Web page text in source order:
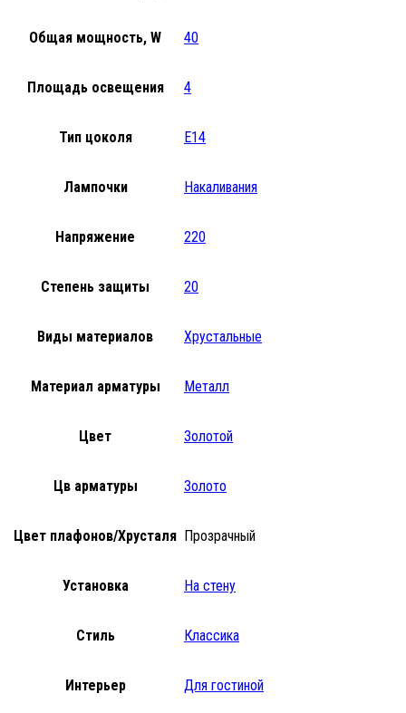
Общая мощность, W 40
Площадь освещения 4
Тип цоколя E14
Лампочки Накаливания
Напряжение 220
Степень защиты 20
Виды материалов Хрустальные
Материал арматуры Металл
Цвет Золотой
Цв арматуры Золото
Цвет плафонов/Хрусталя Прозрачный
Установка На стену
Стиль Классика
Интерьер Для гостиной